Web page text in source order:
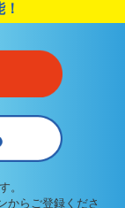
。
からご登録くださ